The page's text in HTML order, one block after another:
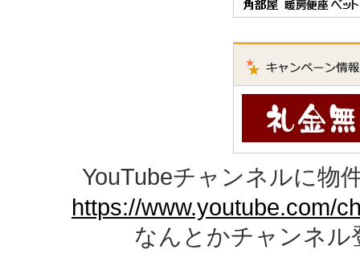
YouTubeチャンネルに物
https://www.youtube.com/
なんとかチャンネル